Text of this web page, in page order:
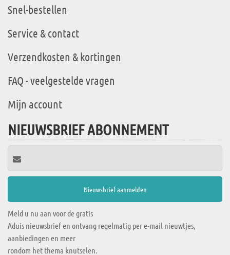
Snel-bestellen
Service & contact
Verzendkosten & kortingen
FAQ - veelgestelde vragen
Mijn account
NIEUWSBRIEF ABONNEMENT
Meld u nu aan voor de gratis
Aduis nieuwsbrief en ontvang regelmatig per e-mail nieuwtjes,
aanbiedingen en meer
rondom het thema knutselen.